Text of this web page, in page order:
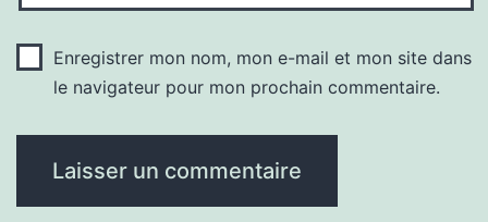
Enregistrer mon nom, mon e-mail et mon site dans
le navigateur pour mon prochain commentaire.